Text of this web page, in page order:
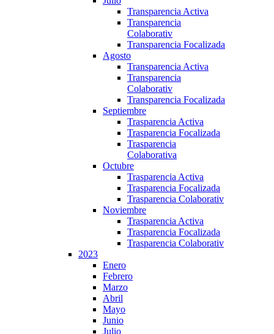
Transparencia Activa
Transparencia
Colaborativ
Transparencia Focalizada
Agosto
Transparencia Activa
Transparencia
Colaborativ
Transparencia Focalizada
Septiembre
Trasparencia Activa
Trasparencia Focalizada
Trasparencia
Colaborativa
Octubre
Trasparencia Activa
Trasparencia Focalizada
Trasparencia Colaborativ
Noviembre
Trasparencia Activa
Trasparencia Focalizada
Trasparencia Colaborativ
2023
Enero
Febrero
Marzo
Abril
Mayo
Junio
Julio